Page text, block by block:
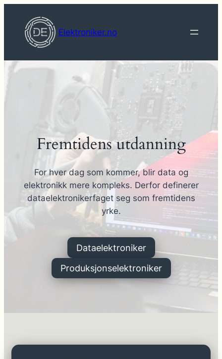
innhold
Elektroniker.no
Fremtidens utdanning
For hver dag som kommer, blir data og
elektronikk mere kompleks. Derfor definerer
dataelektronikerfaget seg som fremtidens
yrke.
Dataelektroniker
Produksjonselektroniker